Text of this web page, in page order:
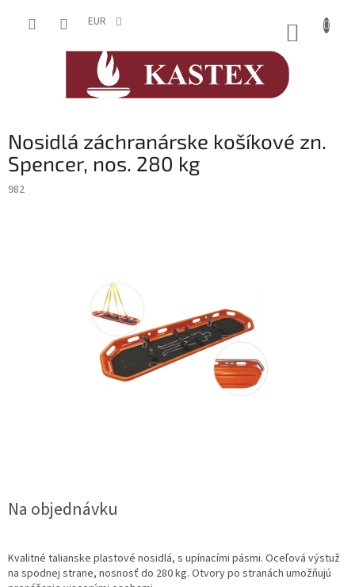
EUR
Nosidlá záchranárske košíkové zn.
Spencer, nos. 280 kg
982
Na objednávku
Kvalitné talianske plastové nosidlá, s upínacími pásmi. Oceľová výstuž
na spodnej strane, nosnosť do 280 kg. Otvory po stranách umožňujú